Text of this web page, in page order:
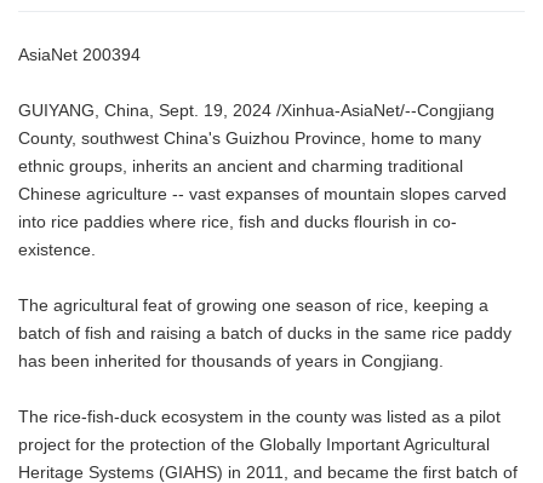
AsiaNet 200394
GUIYANG, China, Sept. 19, 2024 /Xinhua-AsiaNet/--Congjiang
County, southwest China's Guizhou Province, home to many
ethnic groups, inherits an ancient and charming traditional
Chinese agriculture -- vast expanses of mountain slopes carved
into rice paddies where rice, fish and ducks flourish in co-
existence.
The agricultural feat of growing one season of rice, keeping a
batch of fish and raising a batch of ducks in the same rice paddy
has been inherited for thousands of years in Congjiang.
The rice-fish-duck ecosystem in the county was listed as a pilot
project for the protection of the Globally Important Agricultural
Heritage Systems (GIAHS) in 2011, and became the first batch of